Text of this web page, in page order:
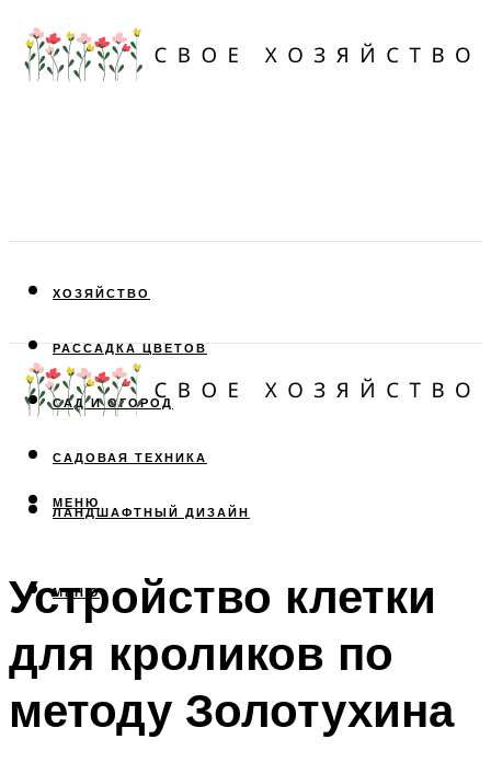
ХОЗЯЙСТВО
РАССАДКА ЦВЕТОВ
САД И ОГОРОД
САДОВАЯ ТЕХНИКА
ЛАНДШАФТНЫЙ ДИЗАЙН
МЕНЮ
МЕНЮ
Устройство клетки
для кроликов по
методу Золотухина